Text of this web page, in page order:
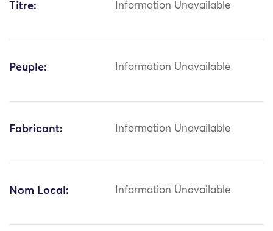
Titre: Information Unavailable
Peuple: Information Unavailable
Fabricant: Information Unavailable
Nom Local: Information Unavailable